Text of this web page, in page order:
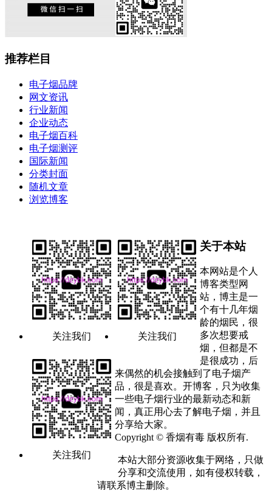
推荐栏目
电子烟品牌
网文资讯
行业新闻
企业动态
电子烟百科
电子烟测评
国际新闻
分类封面
随机文章
浏览博客
关注我们 关注我们
关注我们
关于本站
本网站是个人
博客类型网
站，博主是一
个有十几年烟
龄的烟民，很
多次想要戒
烟，但都是不
是很成功，后
来偶然的机会接触到了电子烟产
品，很是喜欢。开博客，只为收集
一些电子烟行业的最新动态和新
闻，真正用心去了解电子烟，并且
分享给大家。
Copyright © 香烟有毒 版权所有.
本站大部分资源收集于网络，只做
分享和交流使用，如有侵权转载，
请联系博主删除。